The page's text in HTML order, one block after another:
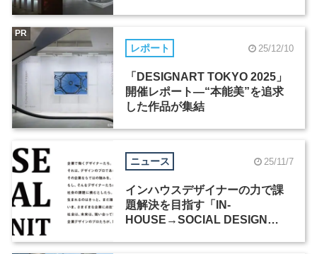
レポート 25/12/10
「DESIGNART TOKYO 2025」
開催レポート―“本能美”を追求
した作品が集結
PR
ニュース 25/11/7
インハウスデザイナーの力で課
題解決を目指す「IN-
HOUSE→SOCIAL DESIGN